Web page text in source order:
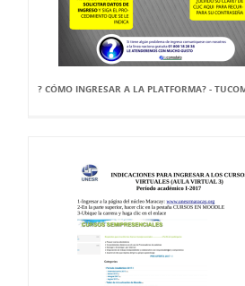
? CÓMO INGRESAR A LA PLATFORMA? -